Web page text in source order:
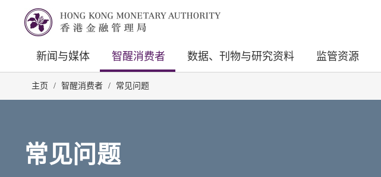
新闻与媒体 智醒消费者 数据、刊物与研究资料 监管资源
主页 / 智醒消费者 / 常见问题
常见问题